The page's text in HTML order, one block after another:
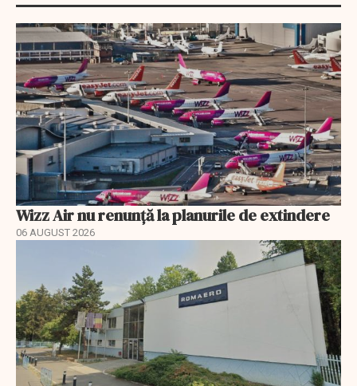
Wizz Air nu renunță la planurile de extindere
06 AUGUST 2026